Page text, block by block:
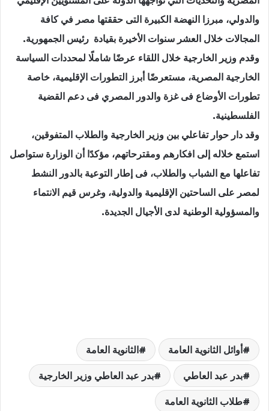
والدولي، مبرزا النهضة الكبيرة التى حققتها مصر في كافة
المجالات خلال العشر سنوات الأخيرة بقيادة رئيس الجمهورية.
‏‎وقدم وزير الخارجية خلال اللقاء عرضًا شاملًا لمحددات السياسة
الخارجية المصرية، مستعرضًا أبرز التطورات الإقليمية، خاصة
تطورات الأوضاع فى غزة والدور المصري فى دعم القضية
الفلسطينية.
‏‎وقد دار حوار تفاعلي بين وزير الخارجية والطلاب المتفوقين،
استمع خلاله إلى افكارهم ومقترحاتهم، مؤكدًا أن الوزارة ستواصل
تفاعلها مع الشباب والطلاب، فى إطار التوعية بالدور النشط
لمصر على الساحتين الإقليمية والدولية، وغرس قيم الانتماء
والمسؤولية الوطنية لدى الأجيال الجديدة.
أوائل الثانوية العامة
الثانوية العامة
بدر عبد العاطي
بدر عبد العاطي وزير الخارجية
طلاب الثانوية العامة